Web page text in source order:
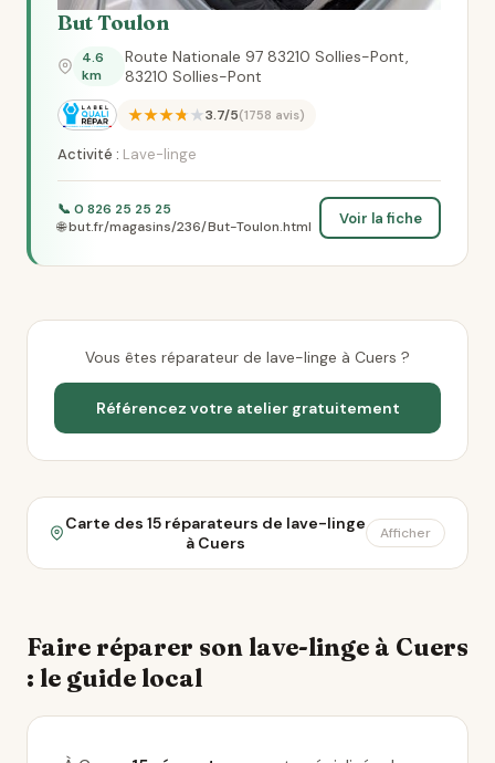
But Toulon
4.6
km
Route Nationale 97 83210 Sollies-Pont,
83210 Sollies-Pont
★★★★★3.7/5(1758 avis)
Activité : Lave-linge
📞 0 826 25 25 25
🌐 but.fr/magasins/236/But-Toulon.html
Voir la fiche
Vous êtes réparateur de lave-linge à Cuers ?
Référencez votre atelier gratuitement
Carte des 15 réparateurs de lave-linge
à Cuers
Afficher
Faire réparer son lave-linge à Cuers
: le guide local